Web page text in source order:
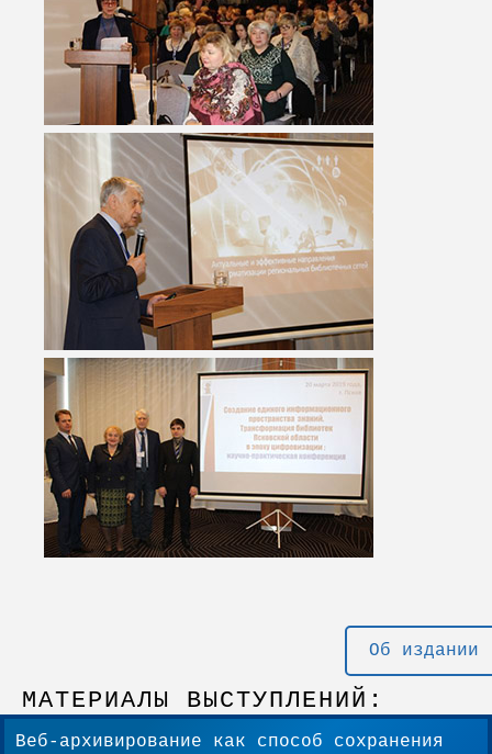
Об издании
МАТЕРИАЛЫ ВЫСТУПЛЕНИЙ:
Веб-архивирование как способ сохранения